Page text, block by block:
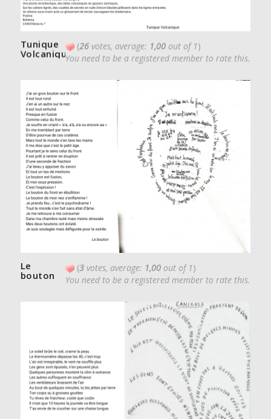
(26 votes, average: 1,00 out of 1)
You need to be a registered member to rate this.
Tunique
Volcanique
(3 votes, average: 1,00 out of 1)
You need to be a registered member to rate this.
Le
bouton